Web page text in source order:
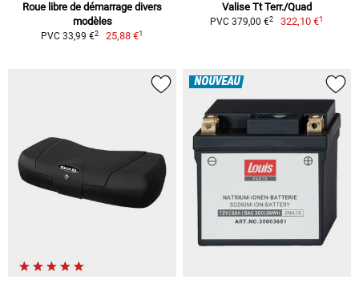
Roue libre de démarrage divers
modèles
PVC 33,99 €2 25,88 €1
Valise Tt Terr./Quad
PVC 379,00 €2 322,10 €1
NOUVEAU